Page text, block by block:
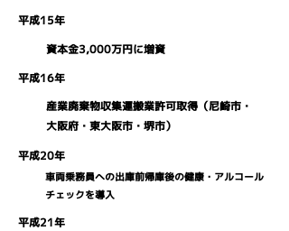
平成15年
資本金3,000万円に増資
平成16年
産業廃棄物収集運搬業許可取得（尼崎市・
大阪府・東大阪市・堺市）
平成20年
車両乗務員への出庫前帰庫後の健康・アルコール
チェックを導入
平成21年